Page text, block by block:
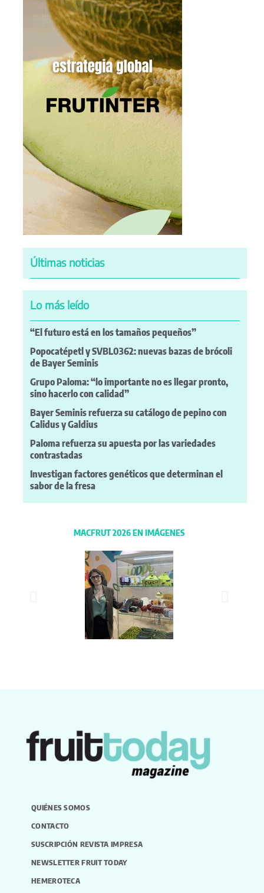
Últimas noticias
Lo más leído
“El futuro está en los tamaños pequeños”
Popocatépetl y SVBL0362: nuevas bazas de brócoli
de Bayer Seminis
Grupo Paloma: “lo importante no es llegar pronto,
sino hacerlo con calidad”
Bayer Seminis refuerza su catálogo de pepino con
Calidus y Galdius
Paloma refuerza su apuesta por las variedades
contrastadas
Investigan factores genéticos que determinan el
sabor de la fresa
MACFRUT 2026 EN IMÁGENES
QUIÉNES SOMOS
CONTACTO
SUSCRIPCIÓN REVISTA IMPRESA
NEWSLETTER FRUIT TODAY
HEMEROTECA